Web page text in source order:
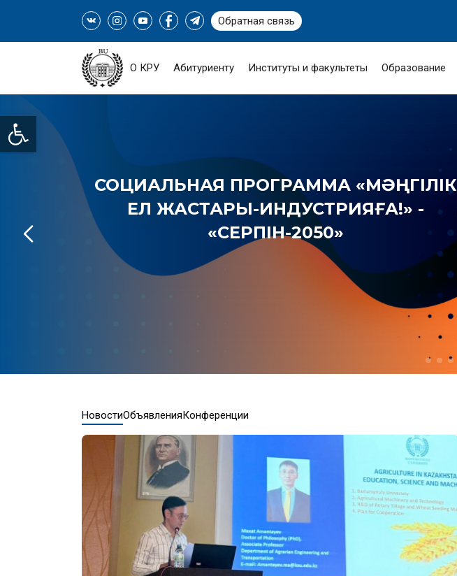
Open toolbar
Обратная связь
О КРУ Абитуриенту Институты и факультеты Образование
СОЦИАЛЬНАЯ ПРОГРАММА «МӘҢГІЛІК
ЕЛ ЖАСТАРЫ-ИНДУСТРИЯҒА!» -
«СЕРПІН-2050»
НовостиОбъявленияКонференции